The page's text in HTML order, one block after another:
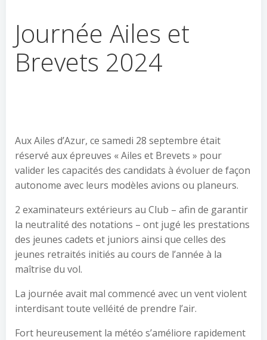
Journée Ailes et
Brevets 2024
Aux Ailes d’Azur, ce samedi 28 septembre était
réservé aux épreuves « Ailes et Brevets » pour
valider les capacités des candidats à évoluer de façon
autonome avec leurs modèles avions ou planeurs.
2 examinateurs extérieurs au Club – afin de garantir
la neutralité des notations – ont jugé les prestations
des jeunes cadets et juniors ainsi que celles des
jeunes retraités initiés au cours de l’année à la
maîtrise du vol.
La journée avait mal commencé avec un vent violent
interdisant toute velléité de prendre l’air.
Fort heureusement la météo s’améliore rapidement